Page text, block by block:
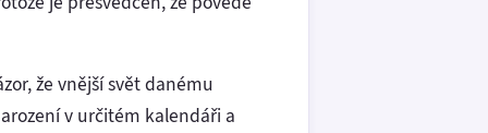
že vnější svět danému
v určitém kalendáři a